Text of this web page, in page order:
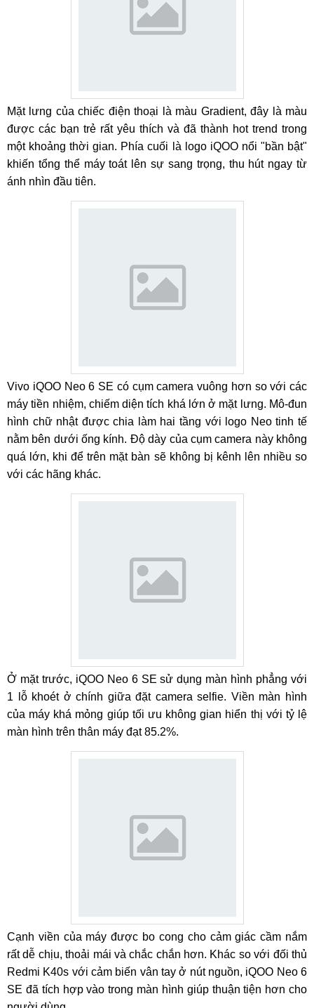
Mặt lưng của chiếc điện thoại là màu Gradient, đây là màu
được các bạn trẻ rất yêu thích và đã thành hot trend trong
một khoảng thời gian. Phía cuối là logo iQOO nổi "bần bật"
khiến tổng thể máy toát lên sự sang trọng, thu hút ngay từ
ánh nhìn đầu tiên.
Vivo iQOO Neo 6 SE có cụm camera vuông hơn so với các
máy tiền nhiệm, chiếm diện tích khá lớn ở mặt lưng. Mô-đun
hình chữ nhật được chia làm hai tầng với logo Neo tinh tế
nằm bên dưới ống kính. Độ dày của cụm camera này không
quá lớn, khi để trên mặt bàn sẽ không bị kênh lên nhiều so
với các hãng khác.
Ở mặt trước, iQOO Neo 6 SE sử dụng màn hình phẳng với
1 lỗ khoét ở chính giữa đặt camera selfie. Viền màn hình
của máy khá mỏng giúp tối ưu không gian hiển thị với tỷ lệ
màn hình trên thân máy đạt 85.2%.
Cạnh viền của máy được bo cong cho cảm giác cầm nắm
rất dễ chịu, thoải mái và chắc chắn hơn. Khác so với đối thủ
Redmi K40s với cảm biến vân tay ở nút nguồn, iQOO Neo 6
SE đã tích hợp vào trong màn hình giúp thuận tiện hơn cho